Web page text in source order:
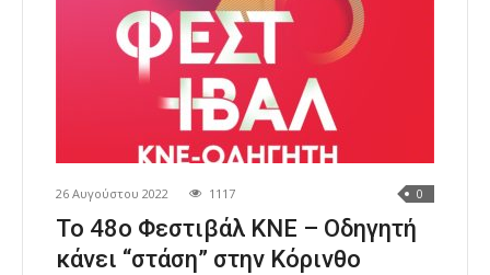
26 Αυγούστου 2022 1117 0
Το 48ο Φεστιβάλ ΚΝΕ – Οδηγητή
κάνει “στάση” στην Κόρινθο